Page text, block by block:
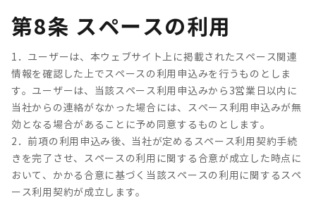
1．ユーザーは、本ウェブサイト上に掲載されたスペース関連
情報を確認した上でスペースの利用申込みを行うものとしま
す。ユーザーは、当該スペース利用申込みから3営業日以内に
当社からの連絡がなかった場合には、スペース利用申込みが無
効となる場合があることに予め同意するものとします。
2．前項の利用申込み後、当社が定めるスペース利用契約手続
きを完了させ、スペースの利用に関する合意が成立した時点に
おいて、かかる合意に基づく当該スペースの利用に関するスペ
ース利用契約が成立します。
第8条 スペースの利用